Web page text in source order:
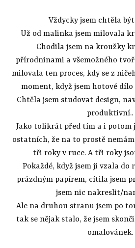
Vždycky jsem chtěla
Už od malinka jsem milovala
Chodila jsem na kroužky
přírodninami a všemožného
milovala ten proces, kdy se z
moment, když jsem hotové dílo
Chtěla jsem studovat design,
produktivní..
Jako tolikrát před tím a i potom
ostatních, že na to prostě
tři roky v ruce. A tři roky
Pokaždé, když jsem ji vzala do
prázdným papírem, cítila jsem
jsem nic nakreslit/
Ale na druhou stranu jsem po
tak se nějak stalo, že jsem
omalovánek.